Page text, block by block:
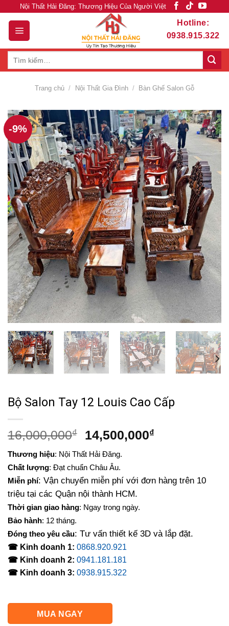
content
Nội Thất Hải Đăng: Thương Hiệu Của Người Việt
Hotline:
0938.915.322
Trang chủ / Nội Thất Gia Đình / Bàn Ghế Salon Gỗ
-9%
Bộ Salon Tay 12 Louis Cao Cấp
16,000,000₫
Giá
gốc
là:
16,000,000₫.
14,500,000₫Giá
14,500,000₫.
Thương hiệu: Nội Thất Hải Đăng.
Chất lượng: Đạt chuẩn Châu Âu.
Miễn phí: Vận chuyển miễn phí với đơn hàng trên 10
triệu tại các Quận nội thành HCM.
Thời gian giao hàng: Ngay trong ngày.
Bảo hành: 12 tháng.
Đóng theo yêu cầu: Tư vấn thiết kế 3D và lắp đặt.
☎ Kinh doanh 1: 0868.920.921
☎ Kinh doanh 2: 0941.181.181
☎ Kinh doanh 3: 0938.915.322
MUA NGAY